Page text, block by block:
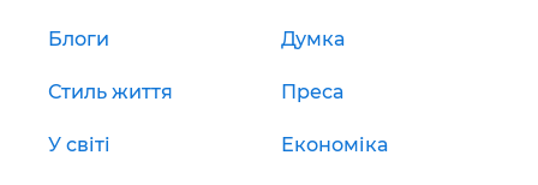
Блоги Думка
Стиль життя Преса
У світі Економіка